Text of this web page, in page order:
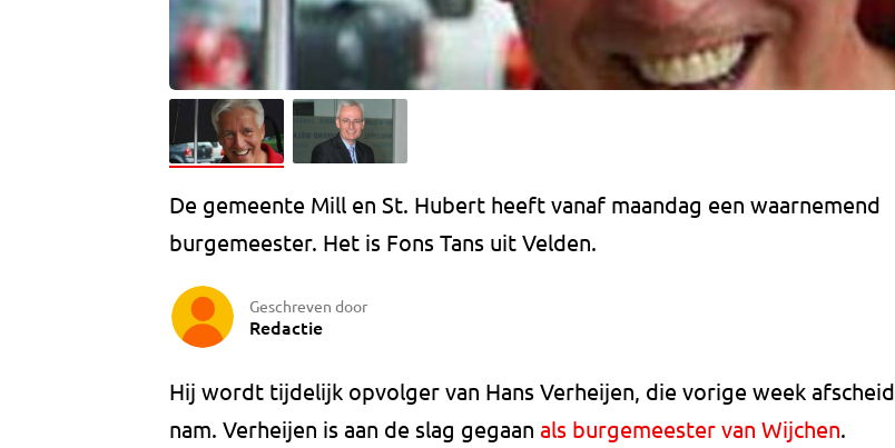
De gemeente Mill en St. Hubert heeft vanaf maandag een waarnemend
burgemeester. Het is Fons Tans uit Velden.
Geschreven door
Redactie
Hij wordt tijdelijk opvolger van Hans Verheijen, die vorige week afscheid
nam. Verheijen is aan de slag gegaan als burgemeester van Wijchen.